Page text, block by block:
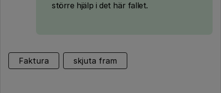
större hjälp i det här fallet.
Faktura skjuta fram